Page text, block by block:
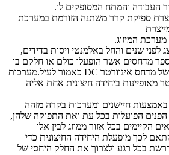
העבודה והמתח המסופקים לו.
ספיקת קרר משתנה הזורמת במערכת
המיזוג.
לפני שנים והחל באלמנטי ויסות בדידים,
מדחסים אשר הופעלו כולם או חלקם בו
זמנית, וכיום נפוצה השיטה של מדחס אינוורטר DC כאמור לעיל.מערכות
מאופיינות ביחידה חיצונית אחת אליה
באמצעות חיישנים ומערכות בקרה מזהה
הפועלות בכל עת ואת התפוקה שלהן,
הקיימים בכל אזור ממוזג לבין אלו
לכך מופעלת היחידה החיצונית כדי
בכל רגע ולצרוך את החלק היחסי של